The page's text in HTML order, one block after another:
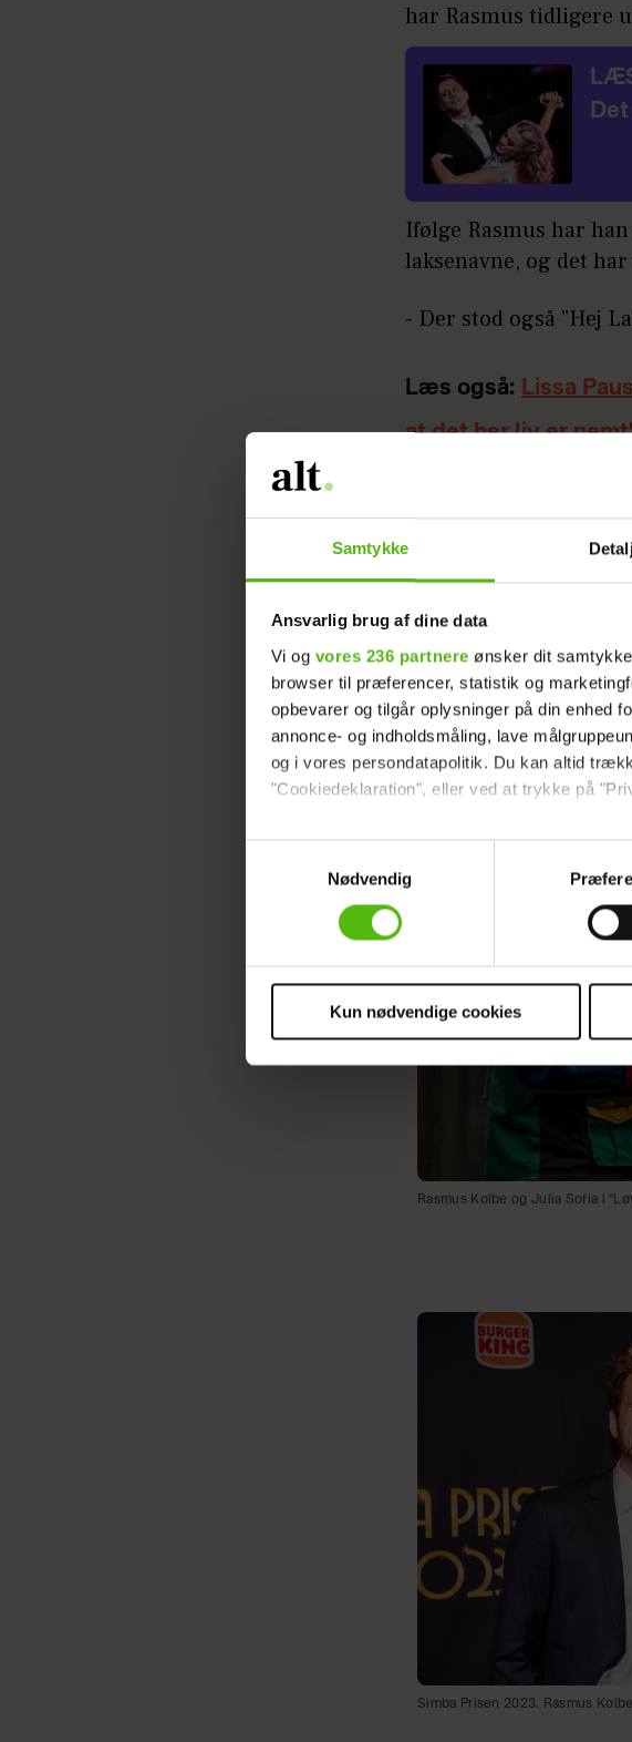
Samtykke
Ansvarlig brug af dine data
Vi og vores 236 partnere ønsker dit
browser til præferencer, statistik og
opbevarer og tilgår oplysninger på din enhed
annonce- og indholdsmåling, lave
og i vores persondatapolitik. Du kan altid
"Cookiedeklaration", eller ved at trykke på
Dine valg anvendes på hele websitet.
Vi ønsker dit samtykke til at indsamle og
Vi anvender egne cookies og cookies fra
sociale medier.
cookies, samarbejdspartnere og behandling
.
Nødvendig
Kun nødvendige cookies
har Rasmus tidligere
Ifølge Rasmus har
laksenavne, og det
- Der stod også ”Hej
Læs også: Lissa
at det her liv er
Alma på et år.
Se første afsnit af
DRTV.
Læs også: Jesper
47 kg nu
Rasmus Kolbe og Julia Sofia i
Simba Prisen 2023. Rasmus